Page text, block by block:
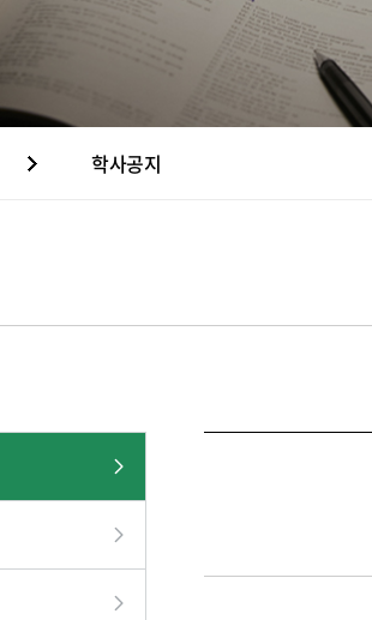
조직도
대학원연혁
국제교류
학사공지